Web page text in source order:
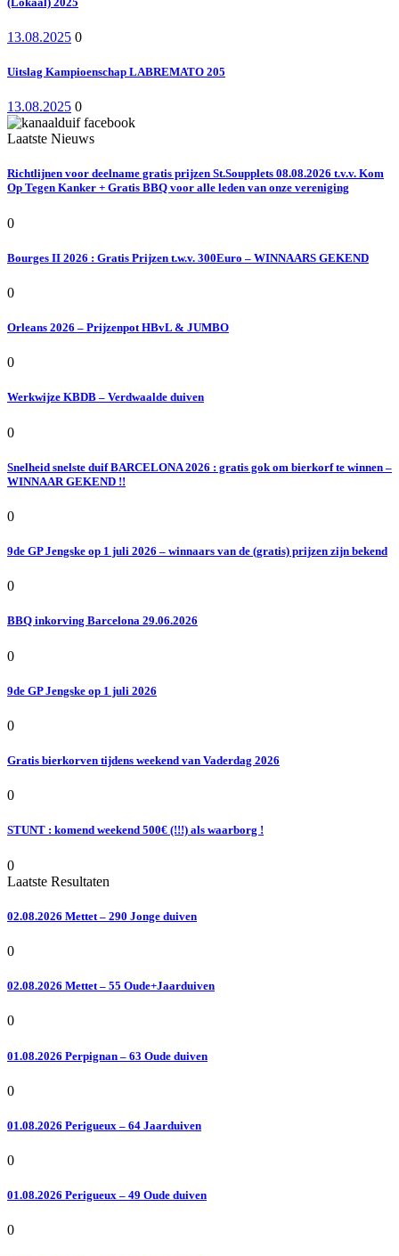
13.08.2025 0
Uitslag Kampioenschap LABREMATO 205
13.08.2025 0
Laatste Nieuws
Richtlijnen voor deelname gratis prijzen St.Soupplets 08.08.2026 t.v.v. Kom
Op Tegen Kanker + Gratis BBQ voor alle leden van onze vereniging
0
Bourges II 2026 : Gratis Prijzen t.w.v. 300Euro – WINNAARS GEKEND
0
Orleans 2026 – Prijzenpot HBvL & JUMBO
0
Werkwijze KBDB – Verdwaalde duiven
0
Snelheid snelste duif BARCELONA 2026 : gratis gok om bierkorf te winnen –
WINNAAR GEKEND !!
0
9de GP Jengske op 1 juli 2026 – winnaars van de (gratis) prijzen zijn bekend
0
BBQ inkorving Barcelona 29.06.2026
0
9de GP Jengske op 1 juli 2026
0
Gratis bierkorven tijdens weekend van Vaderdag 2026
0
STUNT : komend weekend 500€ (!!!) als waarborg !
0
Laatste Resultaten
02.08.2026 Mettet – 290 Jonge duiven
0
02.08.2026 Mettet – 55 Oude+Jaarduiven
0
01.08.2026 Perpignan – 63 Oude duiven
0
01.08.2026 Perigueux – 64 Jaarduiven
0
01.08.2026 Perigueux – 49 Oude duiven
0